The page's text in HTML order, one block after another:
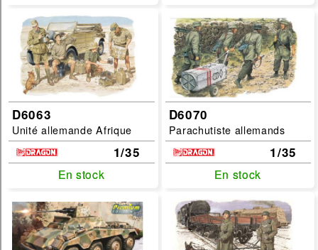
D6063
Unité allemande Afrique
1/35
En stock
En stock
D6070
Parachutiste allemands
1/35
En stock
En stock